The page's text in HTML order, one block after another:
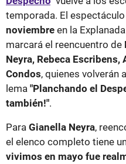
temporada. El
noviembre en la
marcará el reencuentro de
Neyra, Rebeca
Condos, quienes volverán
lema "Planchando el
también!".
Para Gianella Neyra,
el elenco completo tiene
vivimos en mayo fue